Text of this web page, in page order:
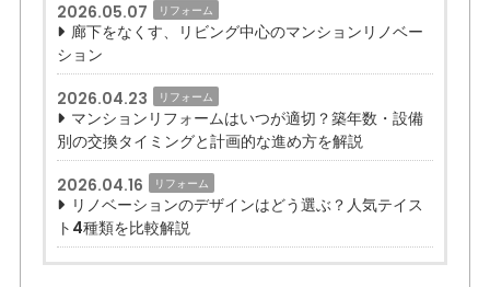
2026.05.07
リフォーム
廊下をなくす、リビング中心のマンションリノベー
ション
2026.04.23
リフォーム
マンションリフォームはいつが適切？築年数・設備
別の交換タイミングと計画的な進め方を解説
2026.04.16
リフォーム
リノベーションのデザインはどう選ぶ？人気テイス
ト4種類を比較解説